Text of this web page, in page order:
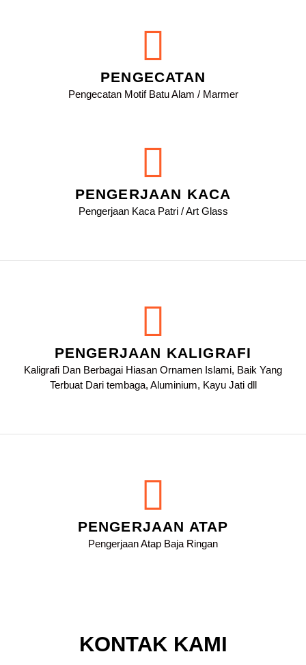
PENGECATAN
Pengecatan Motif Batu Alam / Marmer
PENGERJAAN KACA
Pengerjaan Kaca Patri / Art Glass
PENGERJAAN KALIGRAFI
Kaligrafi Dan Berbagai Hiasan Ornamen Islami, Baik Yang
Terbuat Dari tembaga, Aluminium, Kayu Jati dll
PENGERJAAN ATAP
Pengerjaan Atap Baja Ringan
KONTAK KAMI